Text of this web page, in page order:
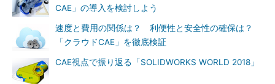
CAE」の導入を検討しよう
速度と費用の関係は？ 利便性と安全性の確保は？
「クラウドCAE」を徹底検証
CAE視点で振り返る「SOLIDWORKS WORLD 2018」